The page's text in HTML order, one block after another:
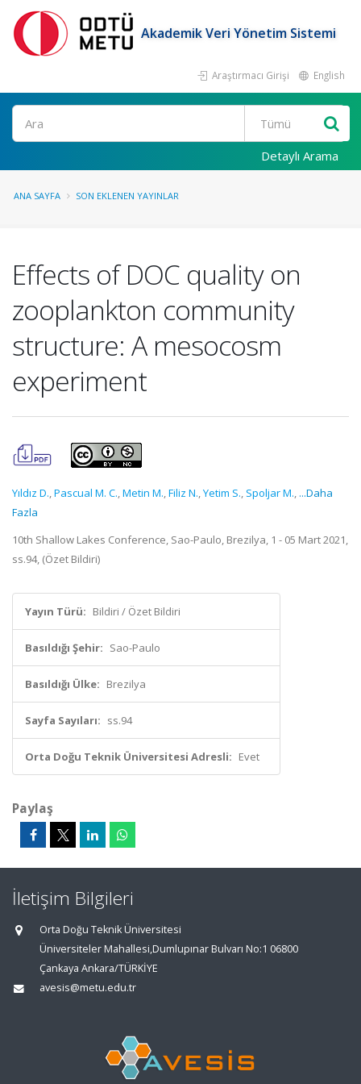
Akademik Veri Yönetim Sistemi
Araştırmacı Girişi English
Ara
Detaylı Arama
ANA SAYFA SON EKLENEN YAYINLAR
Effects of DOC quality on
zooplankton community
structure: A mesocosm
experiment
Yıldız D.,Pascual M. C.,Metin M.,Filiz N.,Yetim S., Spoljar M., ...Daha
Fazla
10th Shallow Lakes Conference, Sao-Paulo, Brezilya, 1 - 05 Mart 2021,
ss.94, (Özet Bildiri)
Yayın Türü: Bildiri / Özet Bildiri
Basıldığı Şehir: Sao-Paulo
Basıldığı Ülke: Brezilya
Sayfa Sayıları: ss.94
Orta Doğu Teknik Üniversitesi Adresli: Evet
Paylaş
İletişim Bilgileri
Orta Doğu Teknik Üniversitesi
Üniversiteler Mahallesi,Dumlupınar Bulvarı No:1 06800
Çankaya Ankara/TÜRKİYE
avesis@metu.edu.tr